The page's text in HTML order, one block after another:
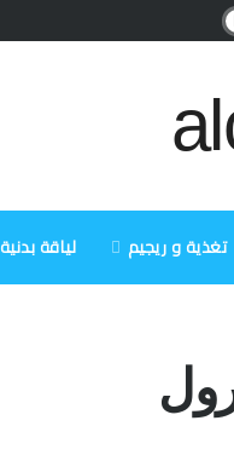
تغذية و ريجيم لياقة بدنية